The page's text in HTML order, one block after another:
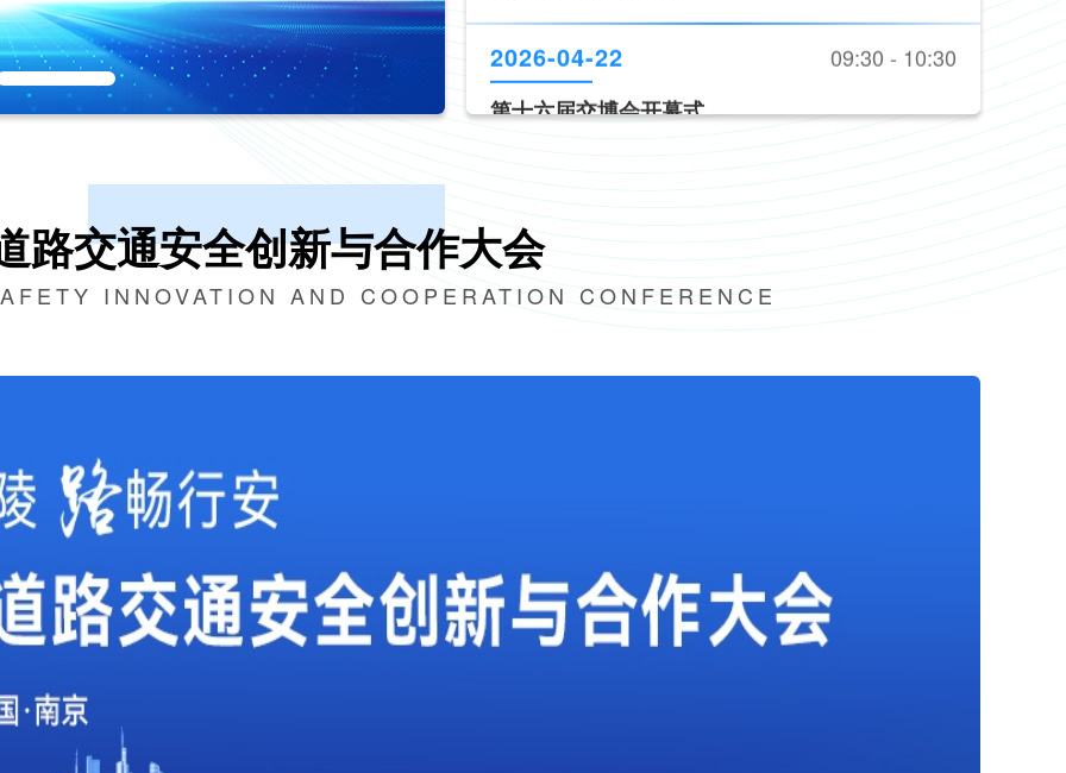
《道路交通安全产品装备推荐目录（2026版）》
现场发布
2026-04-22
11:00 - 17:00
路交通安全创新与合作大会
INNOVATION AND COOPERATION CONFERENCE